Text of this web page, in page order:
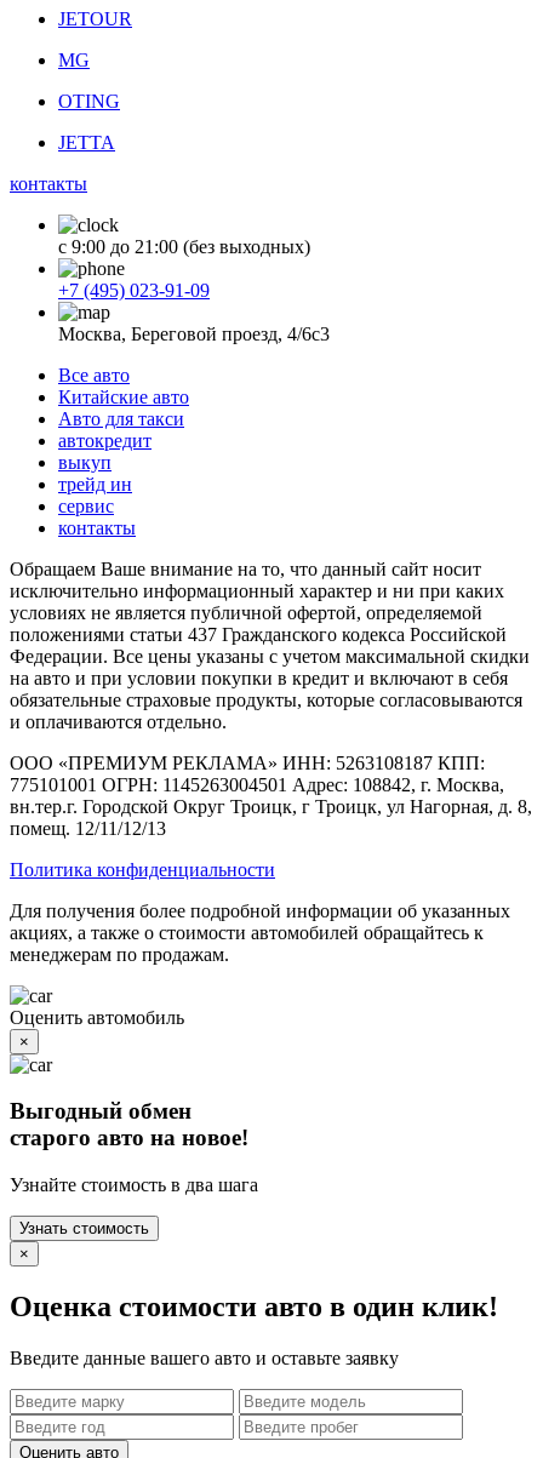
JETOUR
MG
OTING
JETTA
контакты
с 9:00 до 21:00 (без выходных)
+7 (495) 023-91-09
Москва, Береговой проезд, 4/6с3
Все авто
Китайские авто
Авто для такси
автокредит
выкуп
трейд ин
сервис
контакты
Обращаем Ваше внимание на то, что данный сайт носит
исключительно информационный характер и ни при каких
условиях не является публичной офертой, определяемой
положениями статьи 437 Гражданского кодекса Российской
Федерации. Все цены указаны с учетом максимальной скидки
на авто и при условии покупки в кредит и включают в себя
обязательные страховые продукты, которые согласовываются
и оплачиваются отдельно.
ООО «ПРЕМИУМ РЕКЛАМА» ИНН: 5263108187 КПП:
775101001 ОГРН: 1145263004501 Адрес: 108842, г. Москва,
вн.тер.г. Городской Округ Троицк, г Троицк, ул Нагорная, д. 8,
помещ. 12/11/12/13
Политика конфиденциальности
Для получения более подробной информации об указанных
акциях, а также о стоимости автомобилей обращайтесь к
менеджерам по продажам.
Оценить автомобиль
×
Выгодный обмен
старого авто на новое!
Узнайте стоимость в два шага
Узнать стоимость
×
Оценка стоимости авто в один клик!
Введите данные вашего авто и оставьте заявку
Оценить авто